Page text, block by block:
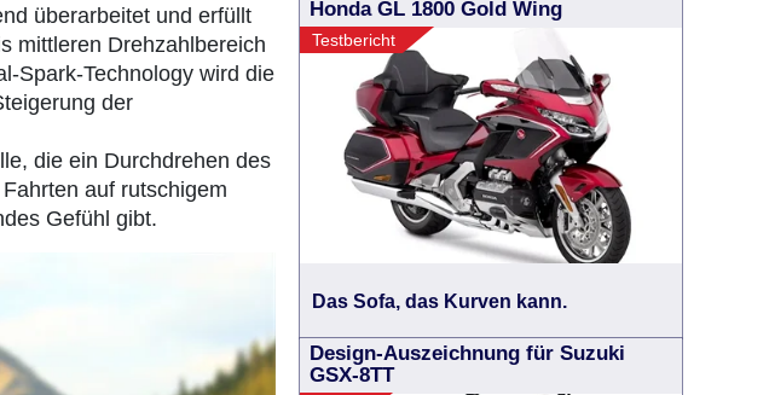
überarbeitet und erfüllt
mittleren Drehzahlbereich
Spark-Technology wird die
der
die ein Durchdrehen des
auf rutschigem
Gefühl gibt.
Honda GL 1800 Gold Wing
Testbericht
Das Sofa, das Kurven kann.
Design-Auszeichnung für Suzuki
GSX-8TT